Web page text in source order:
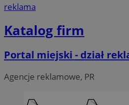
reklama
Katalog firm
Portal miejski - dział
Agencje reklamowe, PR